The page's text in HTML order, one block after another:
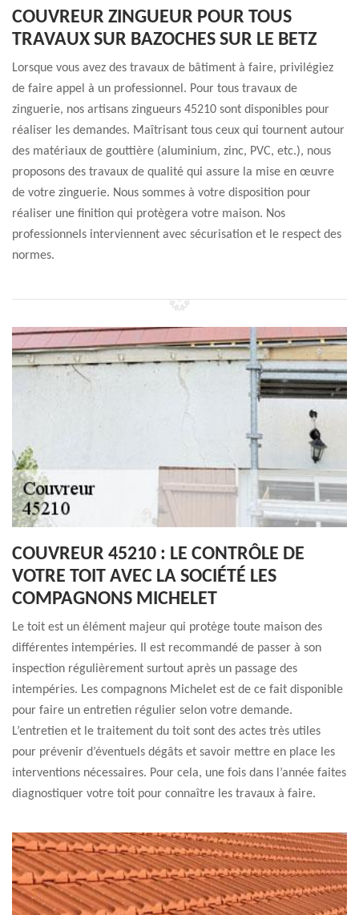
COUVREUR ZINGUEUR POUR TOUS
TRAVAUX SUR BAZOCHES SUR LE BETZ
Lorsque vous avez des travaux de bâtiment à faire, privilégiez
de faire appel à un professionnel. Pour tous travaux de
zinguerie, nos artisans zingueurs 45210 sont disponibles pour
réaliser les demandes. Maîtrisant tous ceux qui tournent autour
des matériaux de gouttière (aluminium, zinc, PVC, etc.), nous
proposons des travaux de qualité qui assure la mise en œuvre
de votre zinguerie. Nous sommes à votre disposition pour
réaliser une finition qui protègera votre maison. Nos
professionnels interviennent avec sécurisation et le respect des
normes.
COUVREUR 45210 : LE CONTRÔLE DE
VOTRE TOIT AVEC LA SOCIÉTÉ LES
COMPAGNONS MICHELET
Le toit est un élément majeur qui protège toute maison des
différentes intempéries. Il est recommandé de passer à son
inspection régulièrement surtout après un passage des
intempéries. Les compagnons Michelet est de ce fait disponible
pour faire un entretien régulier selon votre demande.
L’entretien et le traitement du toit sont des actes très utiles
pour prévenir d’éventuels dégâts et savoir mettre en place les
interventions nécessaires. Pour cela, une fois dans l’année faites
diagnostiquer votre toit pour connaître les travaux à faire.